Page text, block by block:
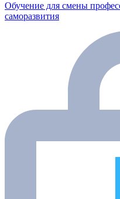
Обучение для смены
саморазвития